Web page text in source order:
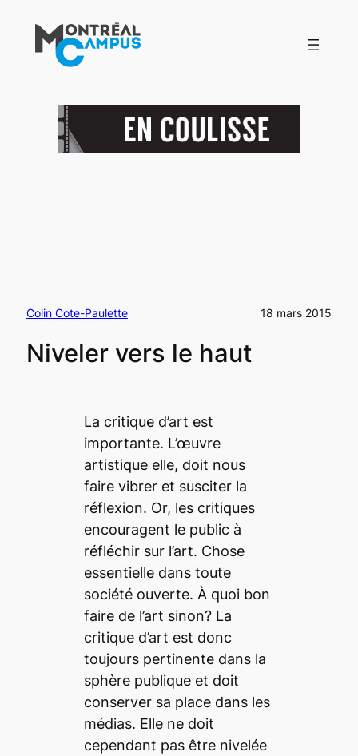
contenu
Colin Cote-Paulette 18 mars 2015
Niveler vers le haut
La critique d’art est
importante. L’œuvre
artistique elle, doit nous
faire vibrer et susciter la
réflexion. Or, les critiques
encouragent le public à
réfléchir sur l’art. Chose
essentielle dans toute
société ouverte. À quoi bon
faire de l’art sinon? La
critique d’art est donc
toujours pertinente dans la
sphère publique et doit
conserver sa place dans les
médias. Elle ne doit
cependant pas être nivelée